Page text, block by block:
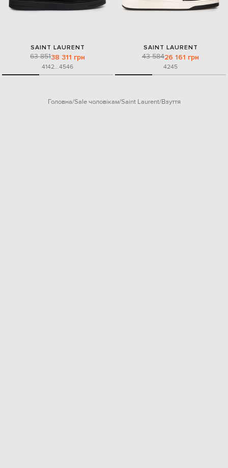
SAINT LAURENT
63 85138 311 грн
4142...4546
SAINT LAURENT
43 58426 161 грн
4245
Головна Sale чоловікам Saint Laurent Взуття